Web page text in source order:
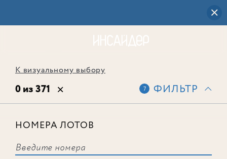
К визуальному выбору
0 из 371 7 ФИЛЬТР
НОМЕРА ЛОТОВ
соответствует ни одного лота